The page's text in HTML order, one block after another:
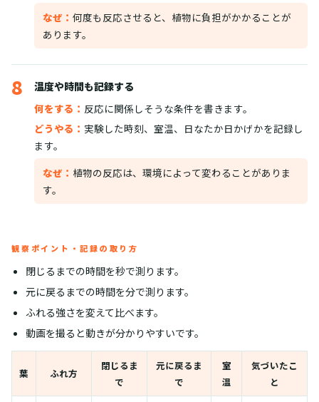
なぜ： 何度も反応させると、植物に負担がかかることが
あります。
8
温度や時間も記録する
何をする： 反応に関係しそうな条件を書きます。
どうやる： 実験した時刻、室温、日なたか日かげかを記録し
ます。
なぜ： 植物の反応は、環境によって変わることがありま
す。
観察ポイント・記録の取り方
閉じるまでの時間を秒で測ります。
元に戻るまでの時間を分で測ります。
ふれる強さを変えて比べます。
動画を撮ると動きが分かりやすいです。
葉 ふれ方
閉じるま
で
元に戻るま
で
室
温
気づいたこ
と